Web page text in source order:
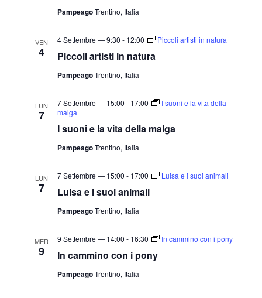
PampeagoTrentino, Italia
VEN
4 Piccoli artisti in natura
4 Settembre — 9:30 - 12:00 Piccoli artisti in natura
PampeagoTrentino, Italia
LUN
7
I suoni e la vita della malga
7 Settembre — 15:00 - 17:00
I suoni e la vita della
malga
PampeagoTrentino, Italia
LUN
7 Luisa e i suoi animali
7 Settembre — 15:00 - 17:00 Luisa e i suoi animali
PampeagoTrentino, Italia
MER
9 In cammino con i pony
9 Settembre — 14:00 - 16:30 In cammino con i pony
PampeagoTrentino, Italia